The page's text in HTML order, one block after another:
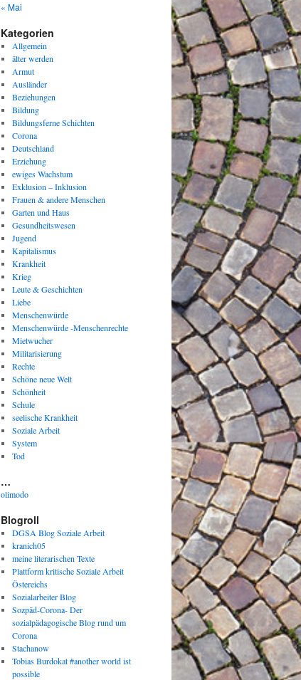
« Mai
Kategorien
Allgemein
älter werden
Armut
Ausländer
Beziehungen
Bildung
Bildungsferne Schichten
Corona
Deutschland
Erziehung
ewiges Wachstum
Exklusion – Inklusion
Frauen & andere Menschen
Garten und Haus
Gesundheitswesen
Jugend
Kapitalismus
Krankheit
Krieg
Leute & Geschichten
Liebe
Menschenwürde
Menschenwürde -Menschenrechte
Mietwucher
Militarisierung
Rechte
Schöne neue Welt
Schönheit
Schule
seelische Krankheit
Soziale Arbeit
System
Tod
…
olimodo
Blogroll
DGSA Blog Soziale Arbeit
kranich05
meine literarischen Texte
Plattform kritische Soziale Arbeit
Östereichs
Sozialarbeiter Blog
Sozpäd-Corona- Der
sozialpädagogische Blog rund um
Corona
Stachanow
Tobias Burdokat #another world ist
possible